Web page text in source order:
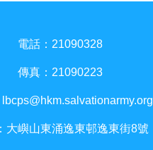
電話：21090328
傳真：21090223
lbcps@hkm.salvationarmy.org
大嶼山東涌逸東邨逸東街8號